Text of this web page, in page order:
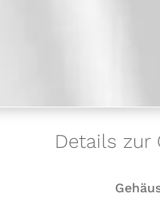
Details zur